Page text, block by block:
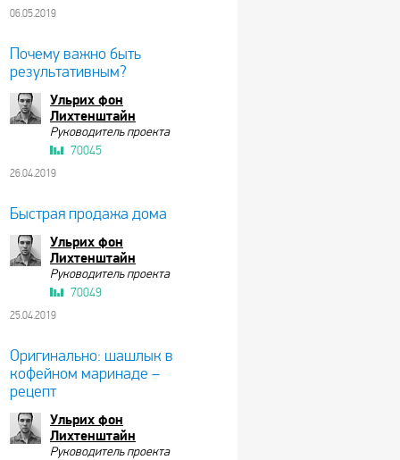
06.05.2019
Почему важно быть
результативным?
Ульрих фон
Лихтенштайн
Руководитель проекта
70045
26.04.2019
Быстрая продажа дома
Ульрих фон
Лихтенштайн
Руководитель проекта
70049
25.04.2019
Оригинально: шашлык в
кофейном маринаде –
рецепт
Ульрих фон
Лихтенштайн
Руководитель проекта